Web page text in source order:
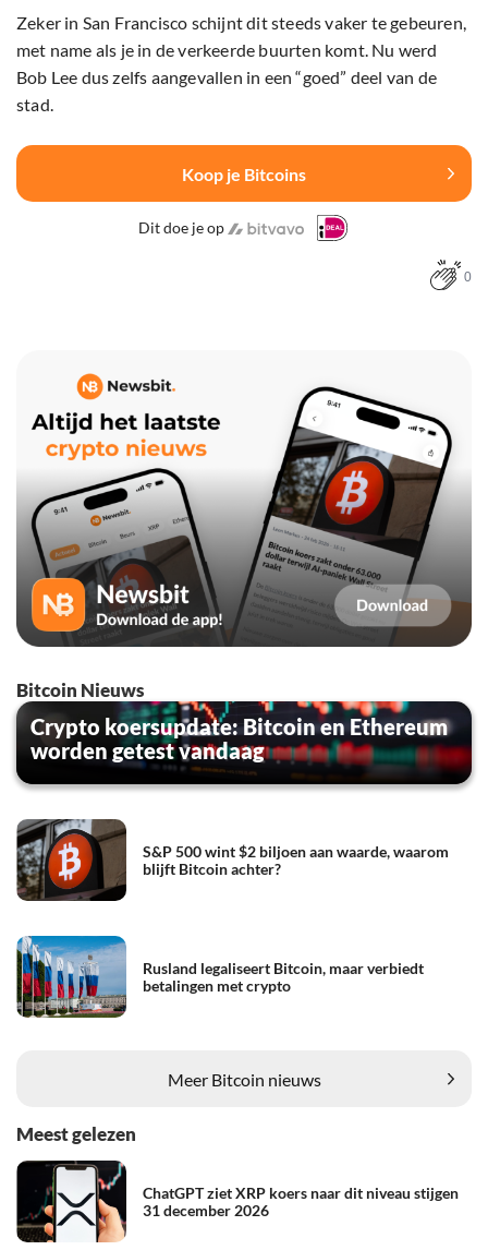
Zeker in San Francisco schijnt dit steeds vaker te gebeuren,
met name als je in de verkeerde buurten komt. Nu werd
Bob Lee dus zelfs aangevallen in een “goed” deel van de
stad.
Koop je Bitcoins
Dit doe je op
0
Bitcoin Nieuws
Crypto koersupdate: Bitcoin en Ethereum
worden getest vandaag
S&P 500 wint $2 biljoen aan waarde, waarom
blijft Bitcoin achter?
Rusland legaliseert Bitcoin, maar verbiedt
betalingen met crypto
Meer Bitcoin nieuws
Meest gelezen
ChatGPT ziet XRP koers naar dit niveau stijgen
31 december 2026